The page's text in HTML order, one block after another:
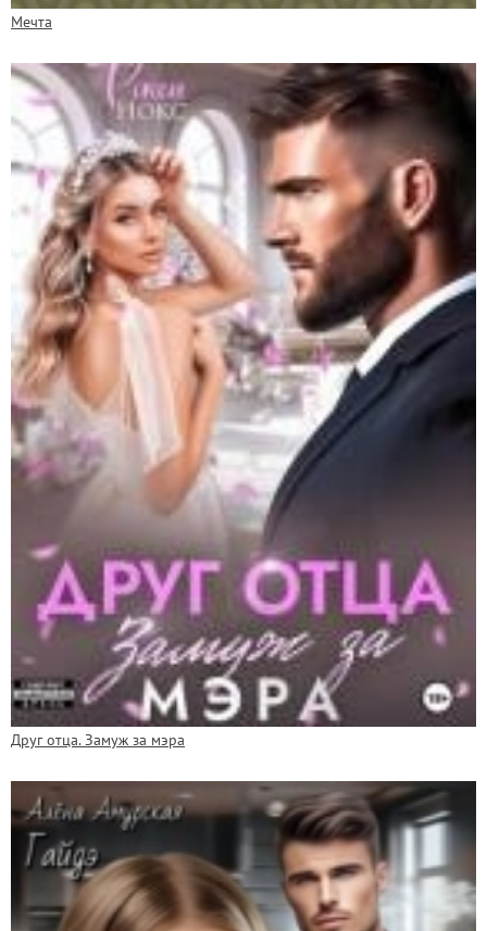
Мечта
Друг отца. Замуж за мэра